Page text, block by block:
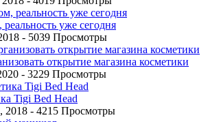
уже сегодня
- 5039 Просмотры
открытие магазина косметики
- 3229 Просмотры
Tigi Bed Head
2018 - 4215 Просмотры